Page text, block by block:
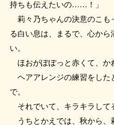
持ちも伝えたいの……！」
莉々乃ちゃんの決意のこも
る白い息は、まるで、心から
い。
ほおがぽぽっと赤くて、か
ヘアアレンジの練習をした
で。
それでいて、キラキラし
うちとかえでは、秋から、